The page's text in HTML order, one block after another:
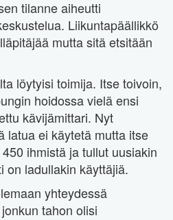
tilanne aiheutti
Liikuntapäällikkö
mutta sitä etsitään
löytyisi toimija. Itse toivoin,
hoidossa vielä ensi
kävijämittari. Nyt
latua ei käytetä mutta itse
ihmistä ja tullut uusiakin
on ladullakin käyttäjiä.
yhteydessä
tahon olisi